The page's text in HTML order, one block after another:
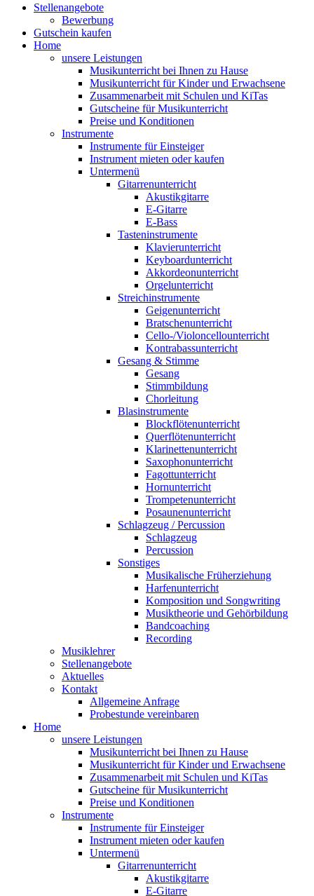
Stellenangebote
Bewerbung
Gutschein kaufen
Home
unsere Leistungen
Musikunterricht bei Ihnen zu Hause
Musikunterricht für Kinder und Erwachsene
Zusammenarbeit mit Schulen und KiTas
Gutscheine für Musikunterricht
Preise und Konditionen
Instrumente
Instrumente für Einsteiger
Instrument mieten oder kaufen
Untermenü
Gitarrenunterricht
Akustikgitarre
E-Gitarre
E-Bass
Tasteninstrumente
Klavierunterricht
Keyboardunterricht
Akkordeonunterricht
Orgelunterricht
Streichinstrumente
Geigenunterricht
Bratschenunterricht
Cello-/Violoncellounterricht
Kontrabassunterricht
Gesang & Stimme
Gesang
Stimmbildung
Chorleitung
Blasinstrumente
Blockflötenunterricht
Querflötenunterricht
Klarinettenunterricht
Saxophonunterricht
Fagottunterricht
Hornunterricht
Trompetenunterricht
Posaunenunterricht
Schlagzeug / Percussion
Schlagzeug
Percussion
Sonstiges
Musikalische Früherziehung
Harfenunterricht
Komposition und Songwriting
Musiktheorie und Gehörbildung
Bandcoaching
Recording
Musiklehrer
Stellenangebote
Aktuelles
Kontakt
Allgemeine Anfrage
Probestunde vereinbaren
Home
unsere Leistungen
Musikunterricht bei Ihnen zu Hause
Musikunterricht für Kinder und Erwachsene
Zusammenarbeit mit Schulen und KiTas
Gutscheine für Musikunterricht
Preise und Konditionen
Instrumente
Instrumente für Einsteiger
Instrument mieten oder kaufen
Untermenü
Gitarrenunterricht
Akustikgitarre
E-Gitarre